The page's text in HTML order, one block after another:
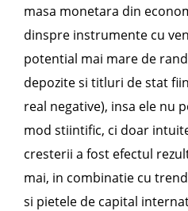
masa monetara din
dinspre instrumente cu
potential mai mare de
depozite si titluri de stat
real negative), insa ele nu
mod stiintific, ci doar
cresterii a fost efectul
mai, in combinatie cu
si pietele de capital